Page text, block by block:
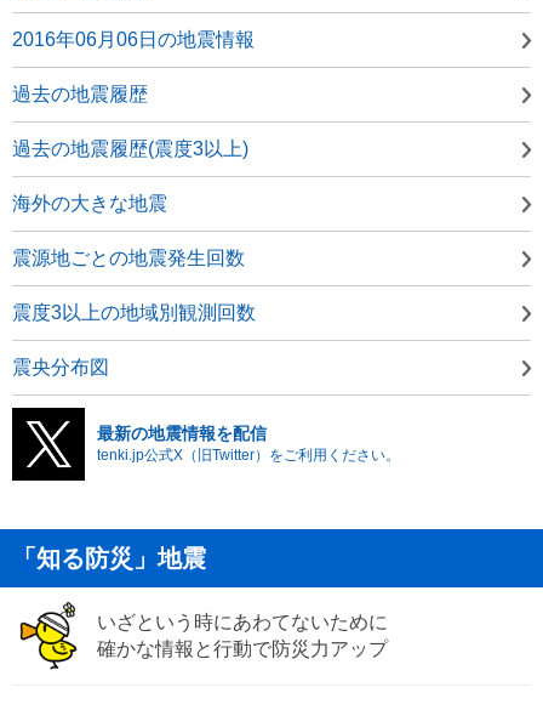
2016年06月06日の地震情報
過去の地震履歴
過去の地震履歴(震度3以上)
海外の大きな地震
震源地ごとの地震発生回数
震度3以上の地域別観測回数
震央分布図
最新の地震情報を配信
tenki.jp公式X（旧Twitter）をご利用ください。
「知る防災」地震
いざという時にあわてないために
確かな情報と行動で防災力アップ